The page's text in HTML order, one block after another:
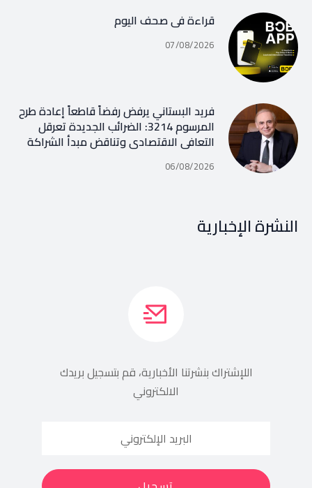
قراءة في صحف اليوم
07/08/2026
فريد البستاني يرفض رفضاً قاطعاً إعادة طرح
المرسوم 3214: الضرائب الجديدة تعرقل
التعافي الاقتصادي وتناقض مبدأ الشراكة
06/08/2026
النشرة الإخبارية
اللإشتراك بنشرتنا الأخبارية، قم بتسجيل بريدك
الالكتروني